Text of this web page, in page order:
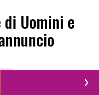
di Uomini e